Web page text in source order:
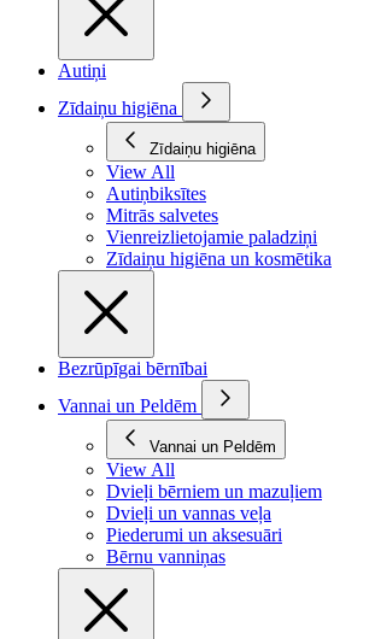
Autiņi
Zīdaiņu higiēna
Zīdaiņu higiēna
View All
Autiņbiksītes
Mitrās salvetes
Vienreizlietojamie paladziņi
Zīdaiņu higiēna un kosmētika
Bezrūpīgai bērnībai
Vannai un Peldēm
Vannai un Peldēm
View All
Dvieļi bērniem un mazuļiem
Dvieļi un vannas veļa
Piederumi un aksesuāri
Bērnu vanniņas